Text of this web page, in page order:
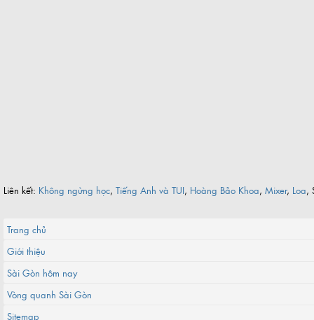
Liên kết: Không ngừng học, Tiếng Anh và TUI, Hoàng Bảo Khoa, Mixer, Loa,
Trang chủ
Giới thiệu
Sài Gòn hôm nay
Vòng quanh Sài Gòn
Sitemap